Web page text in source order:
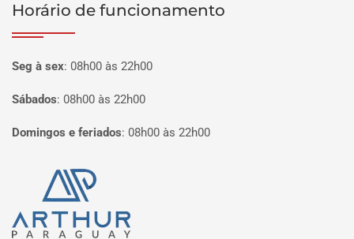
Horário de funcionamento
Seg à sex: 08h00 às 22h00
Sábados: 08h00 às 22h00
Domingos e feriados: 08h00 às 22h00
Página inicial